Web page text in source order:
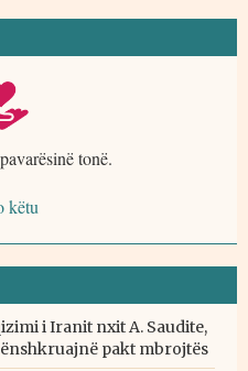
tonë.
këtu
i Iranit nxit A. Saudite,
pakt mbrojtës